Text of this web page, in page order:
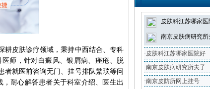
皮肤诊疗领域，秉持中西结合、专科
师，针对白癜风、银屑病、痤疮、脱
者就医前咨询无门、挂号排队繁琐等问
，耐心解答患者关于科室介绍、医生出
皮肤科江苏哪家医
南京皮肤病研究所
·皮肤科江苏哪家医院好
·南京皮肤病研究所夫子
·南京皮防所网上挂号